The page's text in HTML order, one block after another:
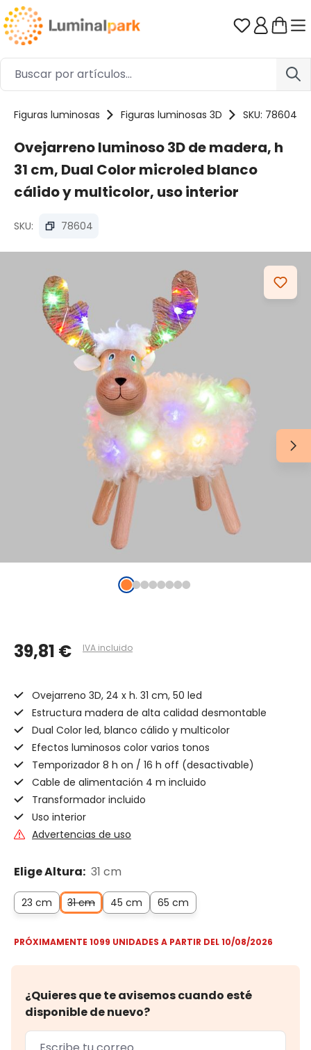
Saltar al contenido principal Tienes 0
Figuras luminosas Figuras luminosas 3D SKU: 78604
Ovejarreno luminoso 3D de madera, h
31 cm, Dual Color microled blanco
cálido y multicolor, uso interior
SKU: 78604
39,81 € IVA incluido
Ovejarreno 3D, 24 x h. 31 cm, 50 led
Estructura madera de alta calidad desmontable
Dual Color led, blanco cálido y multicolor
Efectos luminosos color varios tonos
Temporizador 8 h on / 16 h off (desactivable)
Cable de alimentación 4 m incluido
Transformador incluido
Uso interior
Advertencias de uso
Elige Altura: 31 cm
23 cm 31 cm 45 cm 65 cm
PRÓXIMAMENTE 1099 UNIDADES A PARTIR DEL 10/08/2026
¿Quieres que te avisemos cuando esté
disponible de nuevo?